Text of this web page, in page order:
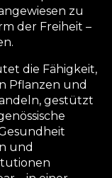
zu
der Freiheit –
die Fähigkeit,
Pflanzen und
gestützt
und